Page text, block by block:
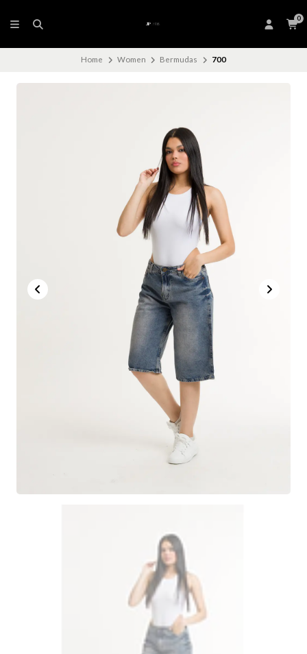
0
Home Women Bermudas 700